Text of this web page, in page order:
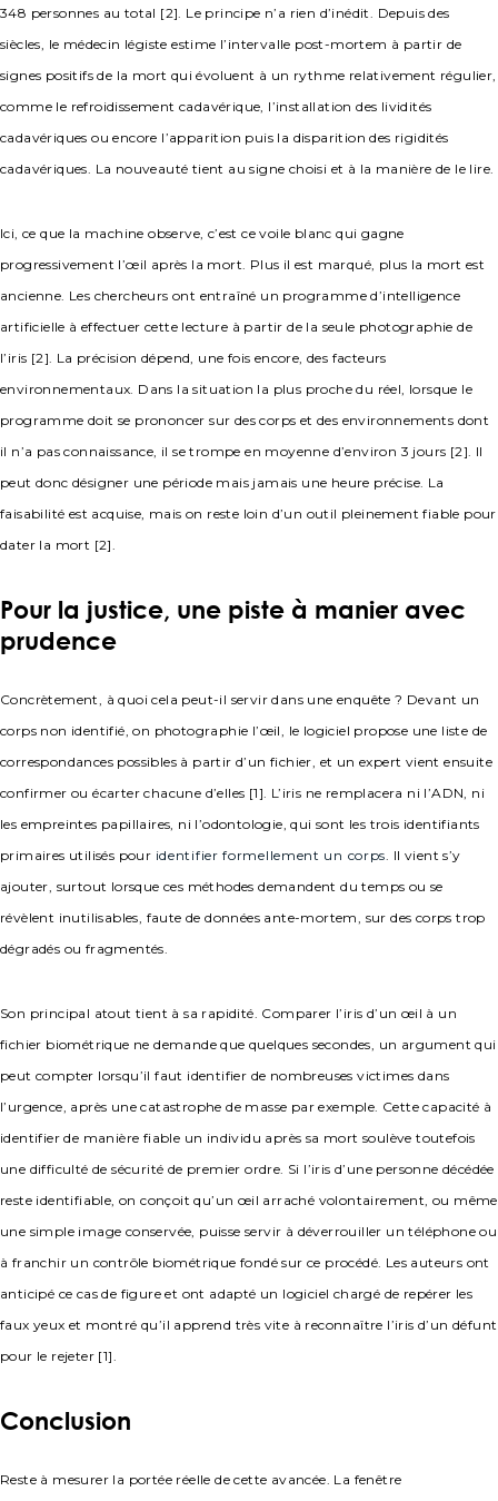
348 personnes au total [2]. Le principe n’a rien d’inédit. Depuis des
siècles, le médecin légiste estime l’intervalle post-mortem à partir de
signes positifs de la mort qui évoluent à un rythme relativement régulier,
comme le refroidissement cadavérique, l’installation des lividités
cadavériques ou encore l’apparition puis la disparition des rigidités
cadavériques. La nouveauté tient au signe choisi et à la manière de le lire.
Ici, ce que la machine observe, c’est ce voile blanc qui gagne
progressivement l’œil après la mort. Plus il est marqué, plus la mort est
ancienne. Les chercheurs ont entraîné un programme d’intelligence
artificielle à effectuer cette lecture à partir de la seule photographie de
l’iris [2]. La précision dépend, une fois encore, des facteurs
environnementaux. Dans la situation la plus proche du réel, lorsque le
programme doit se prononcer sur des corps et des environnements dont
il n’a pas connaissance, il se trompe en moyenne d’environ 3 jours [2]. Il
peut donc désigner une période mais jamais une heure précise. La
faisabilité est acquise, mais on reste loin d’un outil pleinement fiable pour
dater la mort [2].
Pour la justice, une piste à manier avec
prudence
Concrètement, à quoi cela peut-il servir dans une enquête ? Devant un
corps non identifié, on photographie l’œil, le logiciel propose une liste de
correspondances possibles à partir d’un fichier, et un expert vient ensuite
confirmer ou écarter chacune d’elles [1]. L’iris ne remplacera ni l’ADN, ni
les empreintes papillaires, ni l’odontologie, qui sont les trois identifiants
primaires utilisés pour identifier formellement un corps. Il vient s’y
ajouter, surtout lorsque ces méthodes demandent du temps ou se
révèlent inutilisables, faute de données ante-mortem, sur des corps trop
dégradés ou fragmentés.
Son principal atout tient à sa rapidité. Comparer l’iris d’un œil à un
fichier biométrique ne demande que quelques secondes, un argument qui
peut compter lorsqu’il faut identifier de nombreuses victimes dans
l’urgence, après une catastrophe de masse par exemple. Cette capacité à
identifier de manière fiable un individu après sa mort soulève toutefois
une difficulté de sécurité de premier ordre. Si l’iris d’une personne décédée
reste identifiable, on conçoit qu’un œil arraché volontairement, ou même
une simple image conservée, puisse servir à déverrouiller un téléphone ou
à franchir un contrôle biométrique fondé sur ce procédé. Les auteurs ont
anticipé ce cas de figure et ont adapté un logiciel chargé de repérer les
faux yeux et montré qu’il apprend très vite à reconnaître l’iris d’un défunt
pour le rejeter [1].
Conclusion
Reste à mesurer la portée réelle de cette avancée. La fenêtre